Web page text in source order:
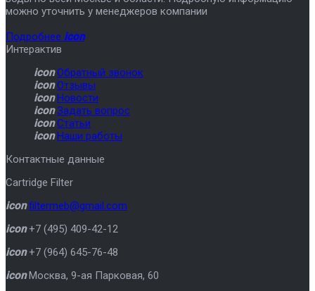
можно уточнить у менеджеров компании
Подробнее icon
Интерактив
icon Обратный звонок
icon Отзывы
icon Новости
icon Задать вопрос
icon Статьи
icon Наши работы
Контактные данные
Cartridge Filter
icon filtermeb@gmail.com
icon +7 (495) 409-42-12
icon +7 (964) 645-76-48
icon Москва, 9-ая Парковая, 60